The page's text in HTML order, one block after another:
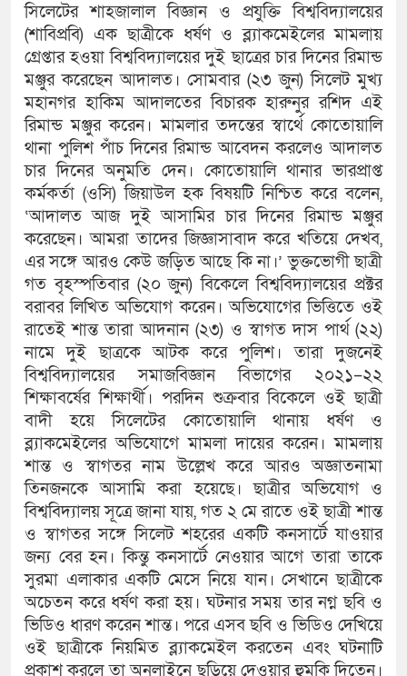
সিলেটের শাহজালাল বিজ্ঞান ও প্রযুক্তি বিশ্ববিদ্যালয়ের
(শাবিপ্রবি) এক ছাত্রীকে ধর্ষণ ও ব্ল্যাকমেইলের মামলায়
গ্রেপ্তার হওয়া বিশ্ববিদ্যালয়ের দুই ছাত্রের চার দিনের রিমান্ড
মঞ্জুর করেছেন আদালত। সোমবার (২৩ জুন) সিলেট মুখ্য
মহানগর হাকিম আদালতের বিচারক হারুনুর রশিদ এই
রিমান্ড মঞ্জুর করেন। মামলার তদন্তের স্বার্থে কোতোয়ালি
থানা পুলিশ পাঁচ দিনের রিমান্ড আবেদন করলেও আদালত
চার দিনের অনুমতি দেন। কোতোয়ালি থানার ভারপ্রাপ্ত
কর্মকর্তা (ওসি) জিয়াউল হক বিষয়টি নিশ্চিত করে বলেন,
‘আদালত আজ দুই আসামির চার দিনের রিমান্ড মঞ্জুর
করেছেন। আমরা তাদের জিজ্ঞাসাবাদ করে খতিয়ে দেখব,
এর সঙ্গে আরও কেউ জড়িত আছে কি না।’ ভুক্তভোগী ছাত্রী
গত বৃহস্পতিবার (২০ জুন) বিকেলে বিশ্ববিদ্যালয়ের প্রক্টর
বরাবর লিখিত অভিযোগ করেন। অভিযোগের ভিত্তিতে ওই
রাতেই শান্ত তারা আদনান (২৩) ও স্বাগত দাস পার্থ (২২)
নামে দুই ছাত্রকে আটক করে পুলিশ। তারা দুজনেই
বিশ্ববিদ্যালয়ের সমাজবিজ্ঞান বিভাগের ২০২১–২২
শিক্ষাবর্ষের শিক্ষার্থী। পরদিন শুক্রবার বিকেলে ওই ছাত্রী
বাদী হয়ে সিলেটের কোতোয়ালি থানায় ধর্ষণ ও
ব্ল্যাকমেইলের অভিযোগে মামলা দায়ের করেন। মামলায়
শান্ত ও স্বাগতর নাম উল্লেখ করে আরও অজ্ঞাতনামা
তিনজনকে আসামি করা হয়েছে। ছাত্রীর অভিযোগ ও
বিশ্ববিদ্যালয় সূত্রে জানা যায়, গত ২ মে রাতে ওই ছাত্রী শান্ত
ও স্বাগতর সঙ্গে সিলেট শহরের একটি কনসার্টে যাওয়ার
জন্য বের হন। কিন্তু কনসার্টে নেওয়ার আগে তারা তাকে
সুরমা এলাকার একটি মেসে নিয়ে যান। সেখানে ছাত্রীকে
অচেতন করে ধর্ষণ করা হয়। ঘটনার সময় তার নগ্ন ছবি ও
ভিডিও ধারণ করেন শান্ত। পরে এসব ছবি ও ভিডিও দেখিয়ে
ওই ছাত্রীকে নিয়মিত ব্ল্যাকমেইল করতেন এবং ঘটনাটি
প্রকাশ করলে তা অনলাইনে ছড়িয়ে দেওয়ার হুমকি দিতেন।